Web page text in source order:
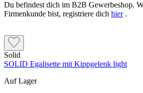
Du befindest dich im B2B Gewerbeshop.
Firmenkunde bist, registriere dich hier.
Solid
SOLID Egalisette mit Kippgelenk light
Auf Lager